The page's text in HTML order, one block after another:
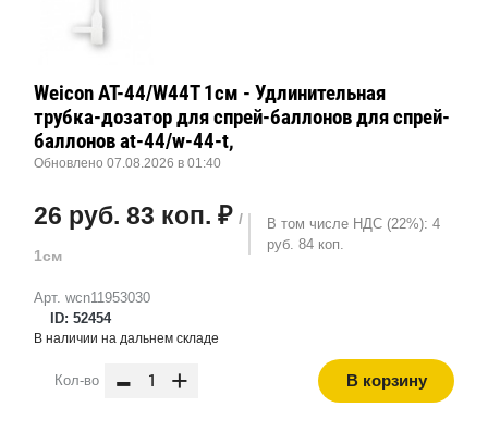
Арт. wcn11953030
ID: 52454
Weicon AT-44/W44T 1см - Удлинительная
трубка-дозатор для спрей-баллонов для спрей-
баллонов at-44/w-44-t,
Обновлено 07.08.2026 в 01:40
26 руб. 83 коп. ₽ /
1см
В том числе НДС (22%): 4
руб. 84 коп.
В наличии на дальнем складе
Кол-во - + В корзину